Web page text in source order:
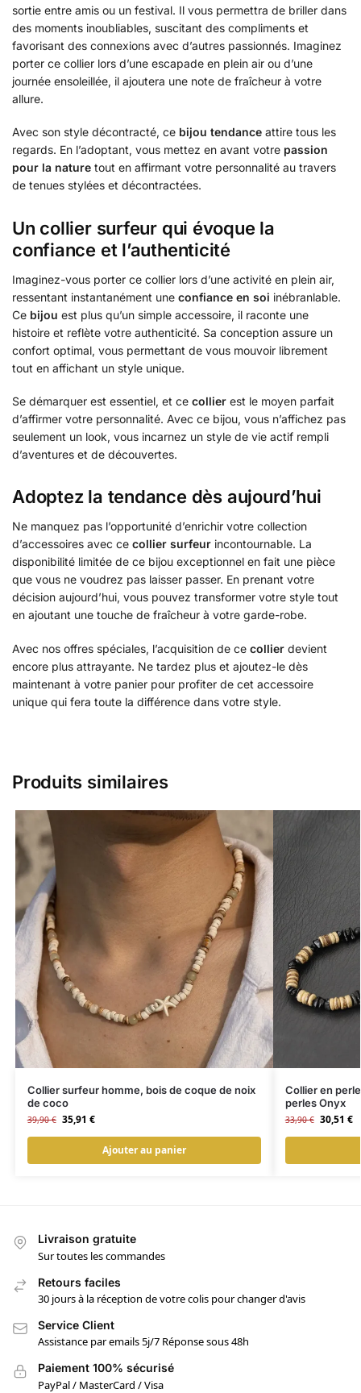
sortie entre amis ou un festival. Il vous permettra de briller dans
des moments inoubliables, suscitant des compliments et
favorisant des connexions avec d’autres passionnés. Imaginez
porter ce collier lors d’une escapade en plein air ou d’une
journée ensoleillée, il ajoutera une note de fraîcheur à votre
allure.
Avec son style décontracté, ce bijou tendance attire tous les
regards. En l’adoptant, vous mettez en avant votre passion
pour la nature tout en affirmant votre personnalité au travers
de tenues stylées et décontractées.
Un collier surfeur qui évoque la
confiance et l’authenticité
Imaginez-vous porter ce collier lors d’une activité en plein air,
ressentant instantanément une confiance en soi inébranlable.
Ce bijou est plus qu’un simple accessoire, il raconte une
histoire et reflète votre authenticité. Sa conception assure un
confort optimal, vous permettant de vous mouvoir librement
tout en affichant un style unique.
Se démarquer est essentiel, et ce collier est le moyen parfait
d’affirmer votre personnalité. Avec ce bijou, vous n’affichez pas
seulement un look, vous incarnez un style de vie actif rempli
d’aventures et de découvertes.
Adoptez la tendance dès aujourd’hui
Ne manquez pas l’opportunité d’enrichir votre collection
d’accessoires avec ce collier surfeur incontournable. La
disponibilité limitée de ce bijou exceptionnel en fait une pièce
que vous ne voudrez pas laisser passer. En prenant votre
décision aujourd’hui, vous pouvez transformer votre style tout
en ajoutant une touche de fraîcheur à votre garde-robe.
Avec nos offres spéciales, l’acquisition de ce collier devient
encore plus attrayante. Ne tardez plus et ajoutez-le dès
maintenant à votre panier pour profiter de cet accessoire
unique qui fera toute la différence dans votre style.
Produits similaires
Collier surfeur homme, bois de coque de noix
de coco
39,90€ 35,91 €
Ajouter au panier
Collier en
perles Onyx
33,90€ 30,51 €
Livraison gratuite
Sur toutes les commandes
Retours faciles
30 jours à la réception de votre colis pour changer d'avis
Service Client
Assistance par emails 5j/7 Réponse sous 48h
Paiement 100% sécurisé
PayPal / MasterCard / Visa